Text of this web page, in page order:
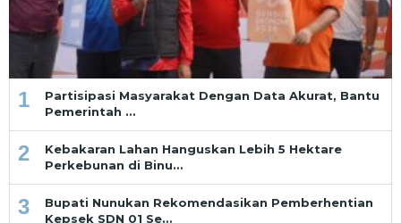
1
Partisipasi Masyarakat Dengan Data Akurat, Bantu
Pemerintah …
2
Kebakaran Lahan Hanguskan Lebih 5 Hektare
Perkebunan di Binu…
3
Bupati Nunukan Rekomendasikan Pemberhentian
Kepsek SDN 01 Se…